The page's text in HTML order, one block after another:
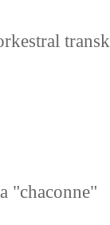
"chaconne"